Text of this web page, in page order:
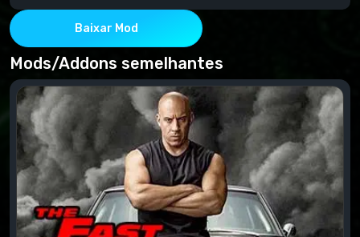
Copie o conteúdo dos mods e arquivos res_mods
para world_of_tank e confirme a alteração.
Baixar Mod
Mods/Addons semelhantes